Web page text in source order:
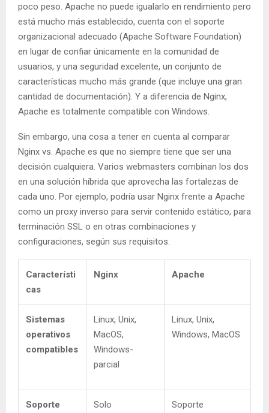
poco peso. Apache no puede igualarlo en rendimiento pero
está mucho más establecido, cuenta con el soporte
organizacional adecuado (Apache Software Foundation)
en lugar de confiar únicamente en la comunidad de
usuarios, y una seguridad excelente, un conjunto de
características mucho más grande (que incluye una gran
cantidad de documentación). Y a diferencia de Nginx,
Apache es totalmente compatible con Windows.
Sin embargo, una cosa a tener en cuenta al comparar
Nginx vs. Apache es que no siempre tiene que ser una
decisión cualquiera. Varios webmasters combinan los dos
en una solución híbrida que aprovecha las fortalezas de
cada uno. Por ejemplo, podría usar Nginx frente a Apache
como un proxy inverso para servir contenido estático, para
terminación SSL o en otras combinaciones y
configuraciones, según sus requisitos.
Característi
cas
Nginx Apache
Sistemas
operativos
compatibles
Linux, Unix,
MacOS,
Windows-
parcial
Linux, Unix,
Windows, MacOS
Soporte
Solo
Soporte